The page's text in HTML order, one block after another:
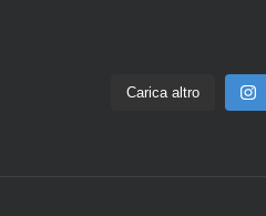
Carica altro